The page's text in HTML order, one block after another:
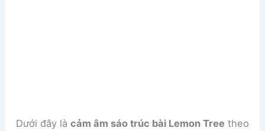
Dưới đây là cảm âm sáo trúc bài Lemon Tree theo